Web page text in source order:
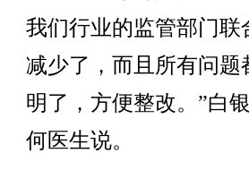
我们行业的监管部门
减少了，而且所有问
明了，方便整改。”白
何医生说。